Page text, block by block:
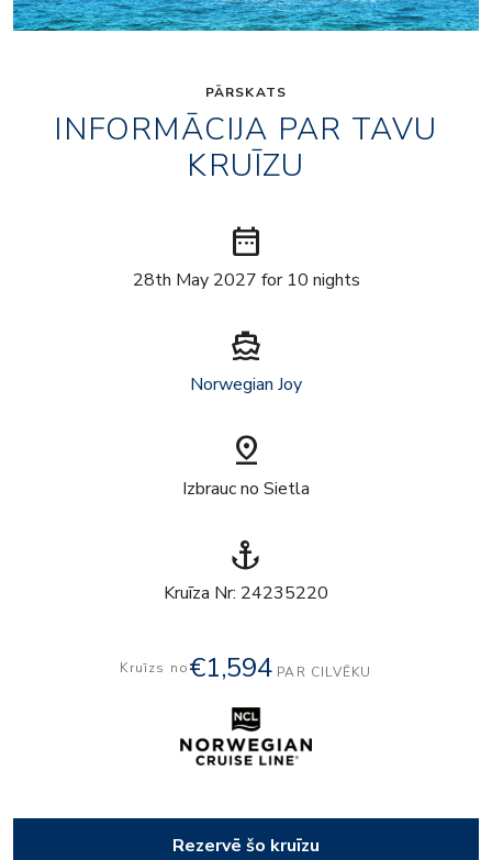
PĀRSKATS
INFORMĀCIJA PAR TAVU
KRUĪZU
date_range
28th May 2027 for 10 nights
directions_boat
Norwegian Joy
pin_drop
Izbrauc no Sietla
anchor
Kruīza Nr: 24235220
Kruīzs no€1,594 PAR CILVĒKU
Rezervē šo kruīzu